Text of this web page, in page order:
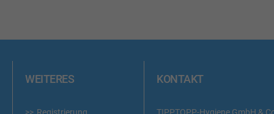
WEITERES KONTAKT